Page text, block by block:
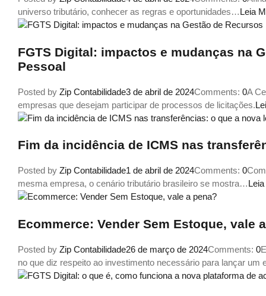
universo tributário, conhecer as regras e oportunidades…Leia
FGTS Digital: impactos e mudanças na
Pessoal
Posted by Zip Contabilidade3 de abril de 2024Comments: 0A
empresas que desejam participar de processos de licitações.
Fim da incidência de ICMS nas
Posted by Zip Contabilidade1 de abril de 2024Comments: 0
mesma empresa, o cenário tributário brasileiro se mostra…
Ecommerce: Vender Sem Estoque, vale
Posted by Zip Contabilidade26 de março de 2024Comments: 0
no que diz respeito ao investimento necessário para lançar